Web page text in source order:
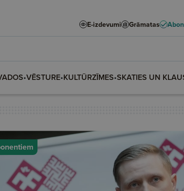
E-izdevumi Grāmatas
•VĒSTURE•KULTŪRZĪMES•SKATIES UN